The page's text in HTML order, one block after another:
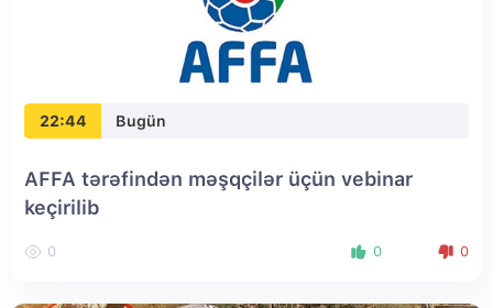
22:44 Bugün
AFFA tərəfindən məşqçilər üçün vebinar
keçirilib
0 0 0